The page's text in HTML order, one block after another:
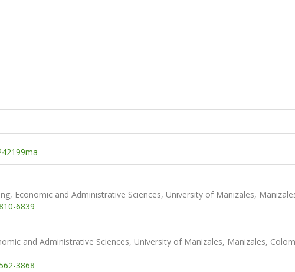
Economic and Administrative Sciences, University of Manizales,
6839
and Administrative Sciences, University of Manizales, Manizales,
3868